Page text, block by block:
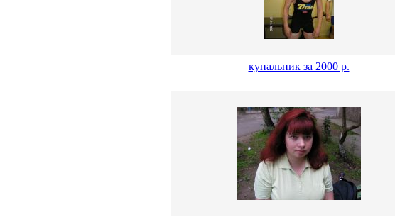
купальник за 2000 р.